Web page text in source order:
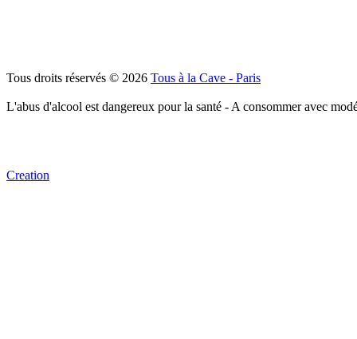
Tous droits réservés © 2026 Tous à la Cave - Paris
L'abus d'alcool est dangereux pour la santé - A consommer avec
Creation